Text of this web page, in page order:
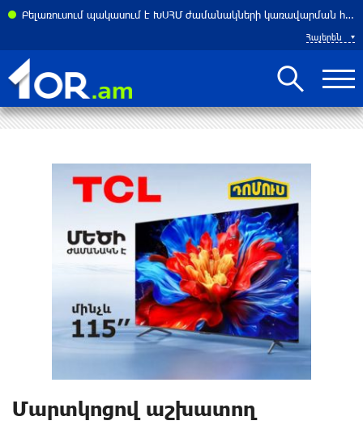
Բելառուսում պակասում է ԽՍՀՄ ժամանակների կառավարման համակարգը․ Լուկաշենկո
Հայերեն
Մարտկոցով աշխատող